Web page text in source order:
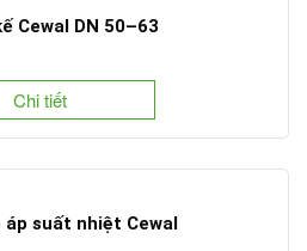
Cewal DN 50–63
Chi tiết
áp suất nhiệt Cewal